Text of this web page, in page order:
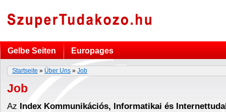
Gelbe Seiten Europages
Startseite » Über Uns » Job
Job
Az Index Kommunikációs, Informatikai és